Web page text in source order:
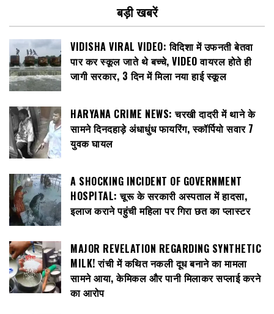
बड़ी खबरें
VIDISHA VIRAL VIDEO: विदिशा में उफनती बेतवा
पार कर स्कूल जाते थे बच्चे, VIDEO वायरल होते ही
जागी सरकार, 3 दिन में मिला नया हाई स्कूल
HARYANA CRIME NEWS: चरखी दादरी में थाने के
सामने दिनदहाड़े अंधाधुंध फायरिंग, स्कॉर्पियो सवार 7
युवक घायल
A SHOCKING INCIDENT OF GOVERNMENT
HOSPITAL: चूरू के सरकारी अस्पताल में हादसा,
इलाज कराने पहुंची महिला पर गिरा छत का प्लास्टर
MAJOR REVELATION REGARDING SYNTHETIC
MILK! रांची में कथित नकली दूध बनाने का मामला
सामने आया, केमिकल और पानी मिलाकर सप्लाई करने
का आरोप